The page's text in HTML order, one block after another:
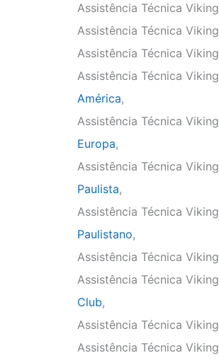
Assistência Técnica Viking
Assistência Técnica Viking
Assistência Técnica Viking
Assistência Técnica Viking
América,
Assistência Técnica Viking
Europa,
Assistência Técnica Viking
Paulista,
Assistência Técnica Viking
Paulistano,
Assistência Técnica Viking
Assistência Técnica Viking
Club,
Assistência Técnica Viking
Assistência Técnica Viking